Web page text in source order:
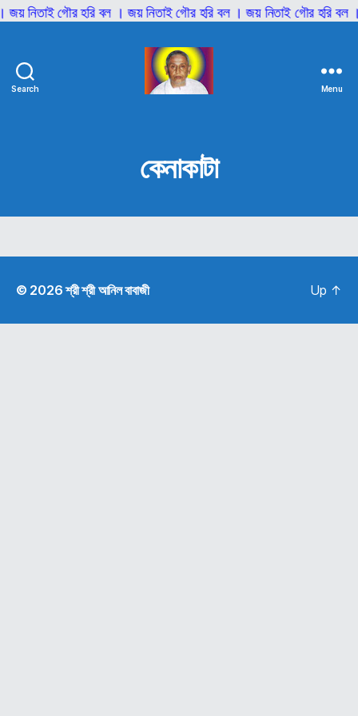
জয় নিতাই গৌর হরি বল । জয় নিতাই গৌর হরি বল । জয় নিতাই গৌর হরি
Search
বাবাজী
Menu
কেনাকাটা
© 2026শ্রী শ্রী আনিল বাবাজী Up ↑